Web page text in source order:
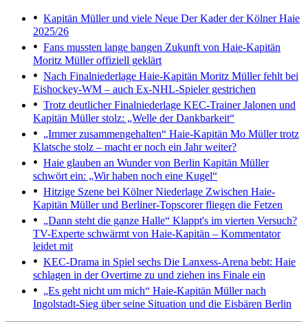
Kapitän Müller und viele Neue Der Kader der Kölner Haie
2025/26
Fans mussten lange bangen Zukunft von Haie-Kapitän
Moritz Müller offiziell geklärt
Nach Finalniederlage Haie-Kapitän Moritz Müller fehlt bei
Eishockey-WM – auch Ex-NHL-Spieler gestrichen
Trotz deutlicher Finalniederlage KEC-Trainer Jalonen und
Kapitän Müller stolz: „Welle der Dankbarkeit“
„Immer zusammengehalten“ Haie-Kapitän Mo Müller trotz
Klatsche stolz – macht er noch ein Jahr weiter?
Haie glauben an Wunder von Berlin Kapitän Müller
schwört ein: „Wir haben noch eine Kugel“
Hitzige Szene bei Kölner Niederlage Zwischen Haie-
Kapitän Müller und Berliner-Topscorer fliegen die Fetzen
„Dann steht die ganze Halle“ Klappt's im vierten Versuch?
TV-Experte schwärmt von Haie-Kapitän – Kommentator
leidet mit
KEC-Drama in Spiel sechs Die Lanxess-Arena bebt: Haie
schlagen in der Overtime zu und ziehen ins Finale ein
„Es geht nicht um mich“ Haie-Kapitän Müller nach
Ingolstadt-Sieg über seine Situation und die Eisbären Berlin